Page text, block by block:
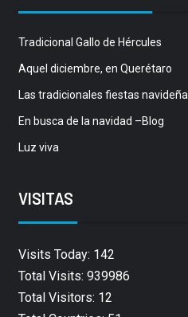
Tradicional Gallo de Hércules
Aquel diciembre, en Querétaro
Las tradicionales fiestas
En busca de la navidad –Blog
Luz viva
VISITAS
Visits Today: 142
Total Visits: 939986
Total Visitors: 12